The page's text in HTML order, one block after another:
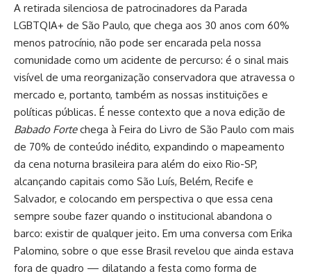
A retirada silenciosa de patrocinadores da Parada
LGBTQIA+ de São Paulo, que chega aos 30 anos com 60%
menos patrocínio, não pode ser encarada pela nossa
comunidade como um acidente de percurso: é o sinal mais
visível de uma reorganização conservadora que atravessa o
mercado e, portanto, também as nossas instituições e
políticas públicas. É nesse contexto que a nova edição de
Babado Fortechega à Feira do Livro de São Paulo com mais
de 70% de conteúdo inédito, expandindo o mapeamento
da cena noturna brasileira para além do eixo Rio-SP,
alcançando capitais como São Luís, Belém, Recife e
Salvador, e colocando em perspectiva o que essa cena
sempre soube fazer quando o institucional abandona o
barco: existir de qualquer jeito. Em uma conversa com Erika
Palomino, sobre o que esse Brasil revelou que ainda estava
fora de quadro — dilatando a festa como forma de